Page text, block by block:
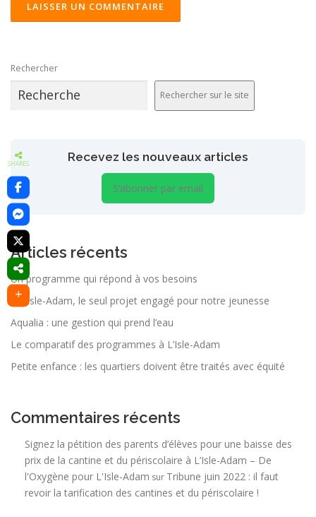
Rechercher
Rechercher sur le site
Recevez les nouveaux articles
S’abonner par email
Articles récents
Un programme qui répond à vos besoins
À L’Isle-Adam, le seul projet engagé pour notre jeunesse
Aqualia : une gestion qui prend l’eau
Le comparatif des programmes à L’Isle-Adam
Petite enfance : les quartiers doivent être traités avec équité
Commentaires récents
Signez la pétition des parents d’élèves pour une baisse des
prix de la cantine et du périscolaire à L’Isle-Adam – De
l'Oxygène pour L'Isle-Adam sur Tribune juin 2022 : il faut
revoir la tarification des cantines et du périscolaire !
SHARES